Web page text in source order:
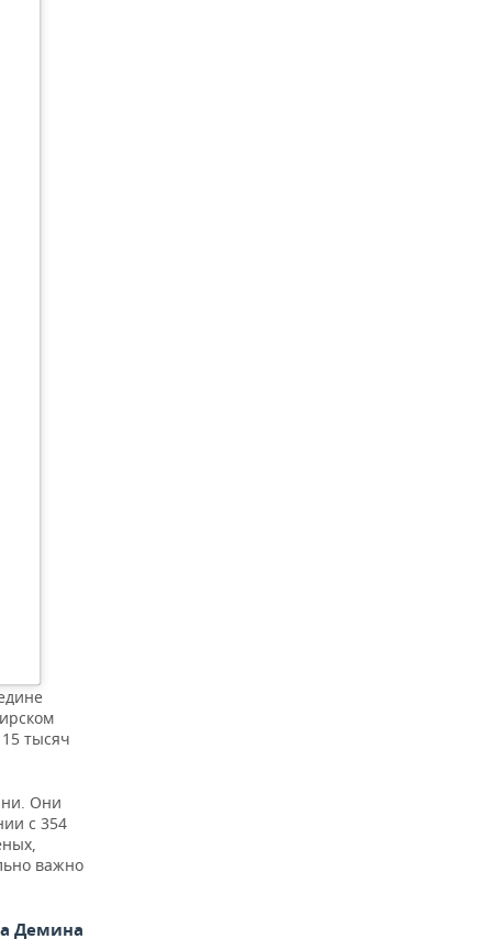
тысяч
Они
с 354
важно
Демина